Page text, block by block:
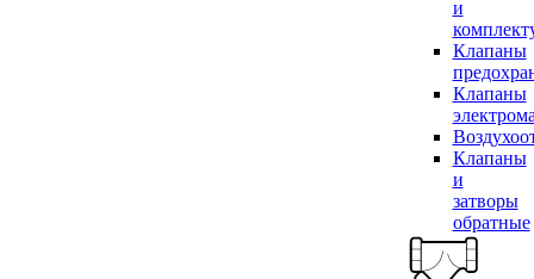
и
Клапаны
Клапаны
Клапаны
и
затворы
обратные